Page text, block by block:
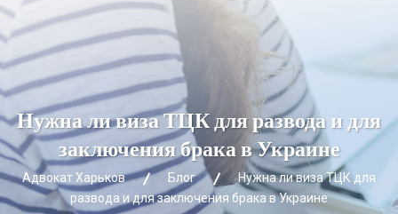
Нужна ли виза ТЦК для развода и для
заключения брака в Украине
Адвокат Харьков Блог
Нужна ли виза ТЦК для
развода и для заключения брака в Украине